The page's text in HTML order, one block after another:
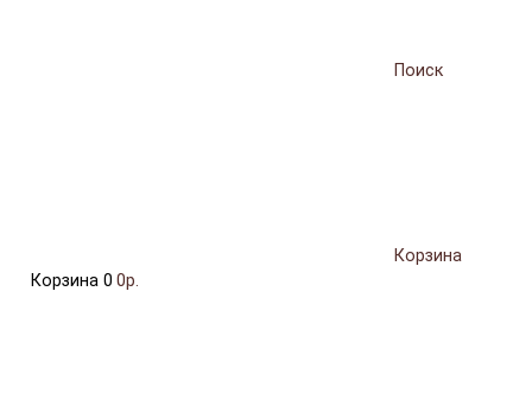
Поиск
Корзина
Корзина 0 0р.